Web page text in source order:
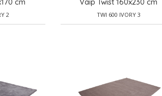
2 TWI 600 IVORY 3